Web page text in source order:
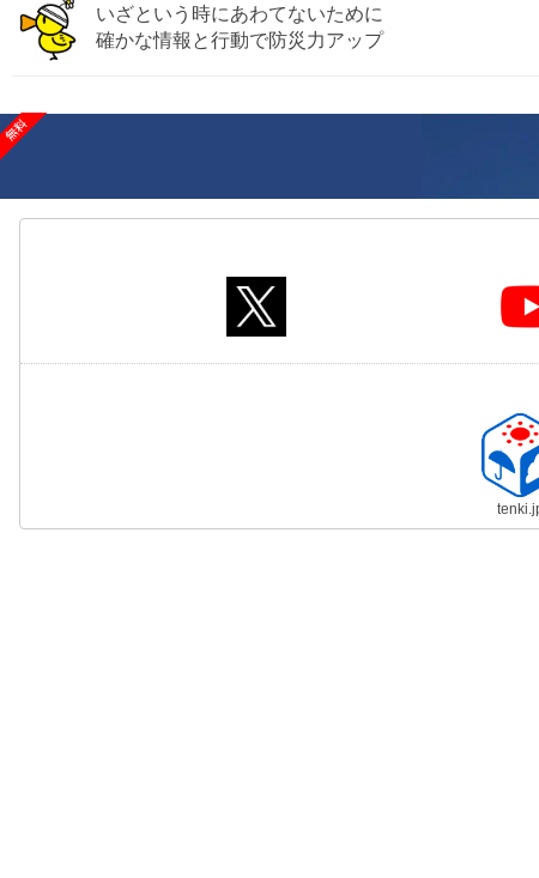
いざという時にあわてないために
確かな情報と行動で防災力アップ